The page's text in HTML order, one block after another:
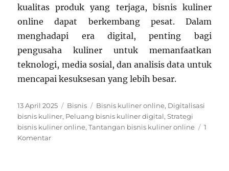
kualitas produk yang terjaga, bisnis kuliner
online dapat berkembang pesat. Dalam
menghadapi era digital, penting bagi
pengusaha kuliner untuk memanfaatkan
teknologi, media sosial, dan analisis data untuk
mencapai kesuksesan yang lebih besar.
Posted
on
13 April 2025 Categories
Bisnis Tags
Bisnis kuliner online, Digitalisasi
bisnis kuliner, Peluang bisnis kuliner digital,Strategi
bisnis kuliner online,Tantangan bisnis kuliner online
1
Komentarpada